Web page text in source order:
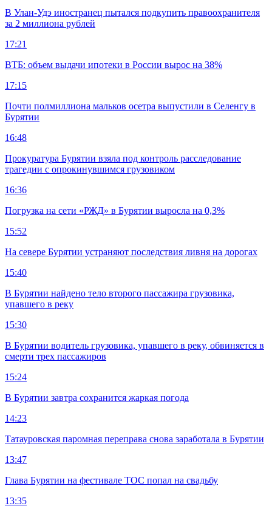
В Улан-Удэ иностранец пытался подкупить правоохранителя
за 2 миллиона рублей
17:21
ВТБ: объем выдачи ипотеки в России вырос на 38%
17:15
Почти полмиллиона мальков осетра выпустили в Селенгу в
Бурятии
16:48
Прокуратура Бурятии взяла под контроль расследование
трагедии с опрокинувшимся грузовиком
16:36
Погрузка на сети «РЖД» в Бурятии выросла на 0,3%
15:52
На севере Бурятии устраняют последствия ливня на дорогах
15:40
В Бурятии найдено тело второго пассажира грузовика,
упавшего в реку
15:30
В Бурятии водитель грузовика, упавшего в реку, обвиняется в
смерти трех пассажиров
15:24
В Бурятии завтра сохранится жаркая погода
14:23
Татауровская паромная переправа снова заработала в Бурятии
13:47
Глава Бурятии на фестивале ТОС попал на свадьбу
13:35